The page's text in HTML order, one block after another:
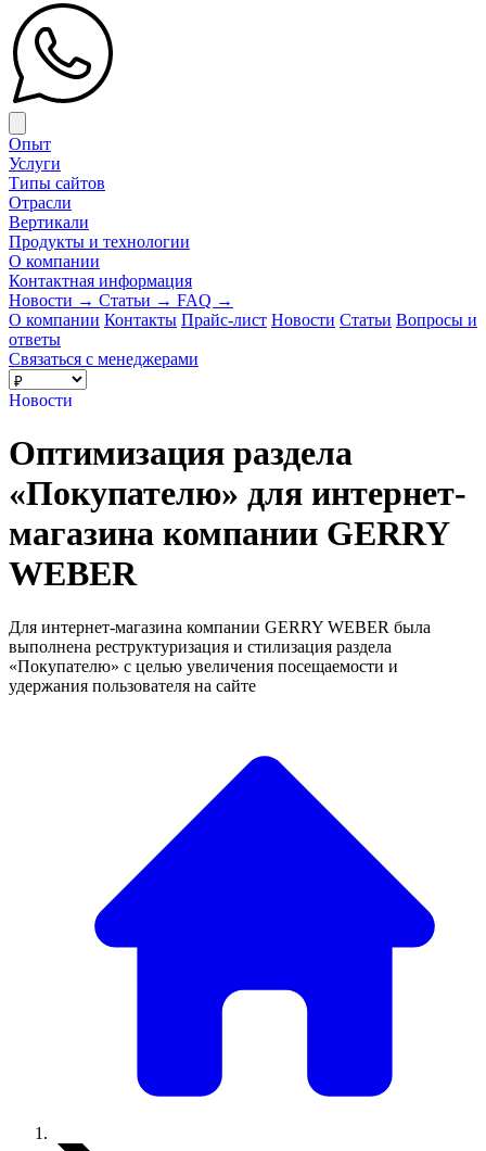
Опыт
Услуги
Типы сайтов
Отрасли
Вертикали
Продукты и технологии
О компании
Контактная информация
Новости → Статьи → FAQ →
О компании Контакты Прайс-лист Новости Статьи Вопросы и
ответы
Связаться с менеджерами
Новости
Оптимизация раздела
«Покупателю» для интернет-
магазина компании GERRY
WEBER
Для интернет-магазина компании GERRY WEBER была
выполнена реструктуризация и стилизация раздела
«Покупателю» с целью увеличения посещаемости и
удержания пользователя на сайте